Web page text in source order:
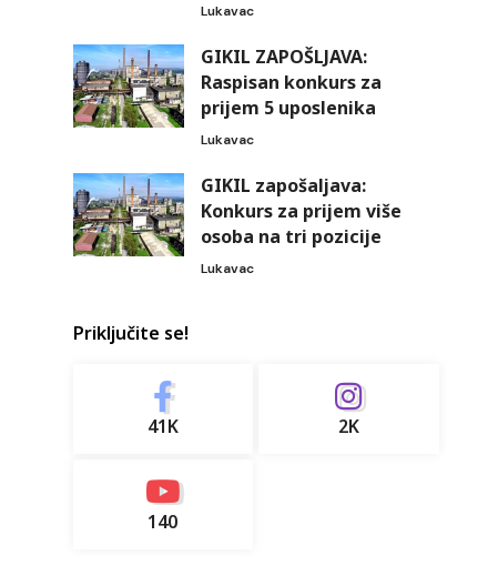
Lukavac
GIKIL ZAPOŠLJAVA:
Raspisan konkurs za
prijem 5 uposlenika
Lukavac
GIKIL zapošaljava:
Konkurs za prijem više
osoba na tri pozicije
Lukavac
Priključite se!
41K 2K
140